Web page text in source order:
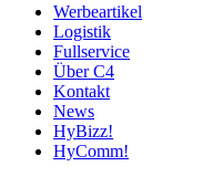
Werbeartikel
Logistik
Fullservice
Über C4
Kontakt
News
HyBizz!
HyComm!